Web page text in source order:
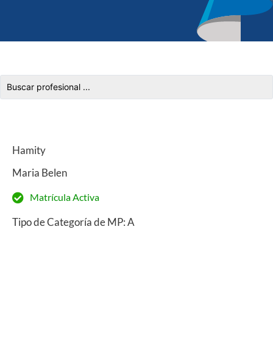
Hamity
Maria Belen
Matrícula Activa
Tipo de Categoría de MP: A